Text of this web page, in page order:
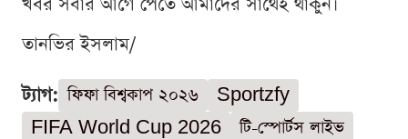
তানভির ইসলাম/
ট্যাগ: ফিফা বিশ্বকাপ ২০২৬
Sportzfy
FIFA World Cup 2026
টি-স্পোর্টস লাইভ